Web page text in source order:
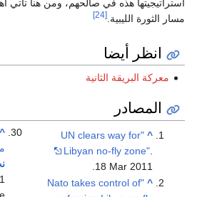
استراتيجيتها هذه في صالحهم، ومن هنا تأتي
مسار الثورة الليبية. [24]
انظر أيضا
معركة البريقة الثانية
المصادر
^
"UN clears way for
Libyan no-fly zone"
18 Mar 2011.
^
"Nato takes control of
^